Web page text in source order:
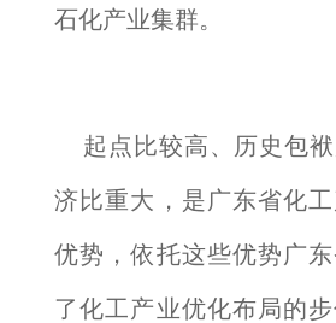
石化产业集群。
起点比较高、历史包
济比重大，是广东省化
优势，依托这些优势广
了化工产业优化布局的